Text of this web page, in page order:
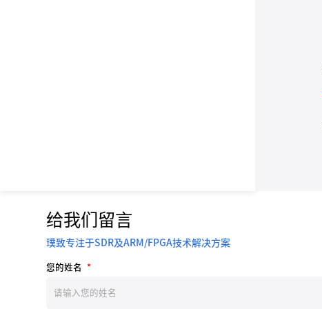
给我们留言
璞致专注于SDR及ARM/FPGA技术解决方案
您的姓名 *